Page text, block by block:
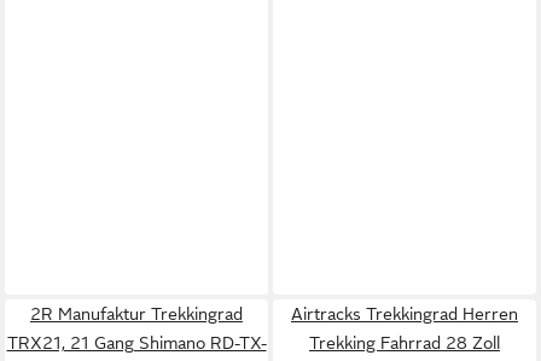
2R Manufaktur Trekkingrad
TRX21, 21 Gang Shimano RD-TX-
Airtracks Trekkingrad Herren
Trekking Fahrrad 28 Zoll